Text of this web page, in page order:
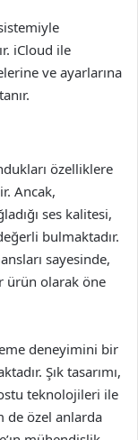
iCloud ile
ve ayarlarına
özelliklere
Ancak,
ses kalitesi,
bulmaktadır.
sayesinde,
ürün olarak öne
deneyimini bir
Şık tasarımı,
teknolojileri ile
de özel anlarda